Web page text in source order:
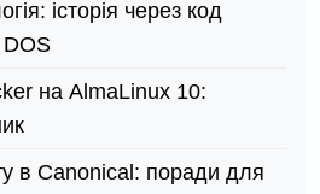
історія через код
DOS
на AlmaLinux 10:
в Canonical: поради для